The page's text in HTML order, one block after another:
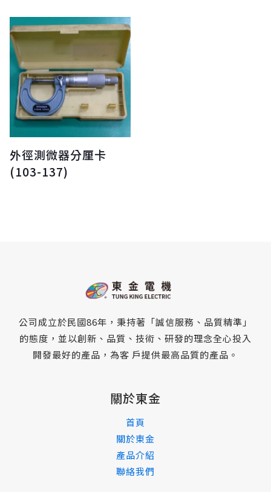
外徑測微器分厘卡
(103-137)
公司成立於民國86年，秉持著「誠信服務、品質精準」
的態度，並以創新、品質、技術、研發的理念全心投入
開發最好的產品，為客 戶提供最高品質的產品。
關於東金
首頁
關於東金
產品介紹
聯絡我們